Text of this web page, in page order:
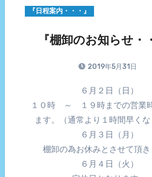
『日程案内・・・』
『棚卸のお知らせ・
2019年5月31日
６月２日（日）
１０時 ～ １９時までの営業
ます。（通常より１時間早くな
６月３日（月）
棚卸の為お休みとさせて頂き
６月４日（火）